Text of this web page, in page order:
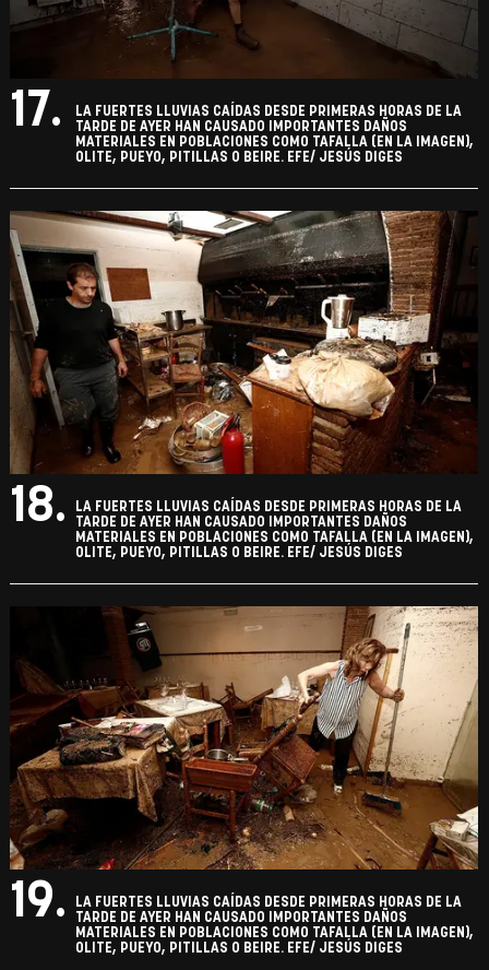
17.
LA FUERTES LLUVIAS CAÍDAS DESDE PRIMERAS HORAS DE LA
TARDE DE AYER HAN CAUSADO IMPORTANTES DAÑOS
MATERIALES EN POBLACIONES COMO TAFALLA (EN LA IMAGEN),
OLITE, PUEYO, PITILLAS O BEIRE. EFE/ JESÚS DIGES
18.
LA FUERTES LLUVIAS CAÍDAS DESDE PRIMERAS HORAS DE LA
TARDE DE AYER HAN CAUSADO IMPORTANTES DAÑOS
MATERIALES EN POBLACIONES COMO TAFALLA (EN LA IMAGEN),
OLITE, PUEYO, PITILLAS O BEIRE. EFE/ JESÚS DIGES
19.
LA FUERTES LLUVIAS CAÍDAS DESDE PRIMERAS HORAS DE LA
TARDE DE AYER HAN CAUSADO IMPORTANTES DAÑOS
MATERIALES EN POBLACIONES COMO TAFALLA (EN LA IMAGEN),
OLITE, PUEYO, PITILLAS O BEIRE. EFE/ JESÚS DIGES